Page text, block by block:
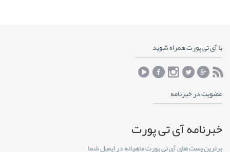
با آی تی پورت همراه شوید
عضویت در خبرنامه
خبرنامه آی تی پورت
برترین پست های آی تی پورت ماهیانه در ایمیل شما